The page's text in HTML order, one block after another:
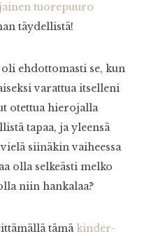
tuorepuuro
täydellistä!
oli ehdottomasti se, kun
varattua itselleni
otettua hierojalla
tapaa, ja yleensä
siinäkin vaiheessa
olla selkeästi melko
niin hankalaa?
tämä kinder-